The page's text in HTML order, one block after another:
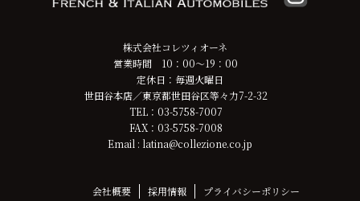
株式会社コレツィオーネ
営業時間 10：00～19：00
定休日：毎週火曜日
世田谷本店／東京都世田谷区等々力7-2-32
TEL：03-5758-7007
FAX：03-5758-7008
Email : latina@collezione.co.jp
会社概要 採用情報 プライバシーポリシー